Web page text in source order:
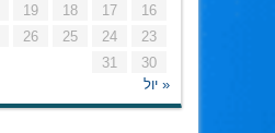
16
17
18
19
23
24
25
26
30
31
« יול